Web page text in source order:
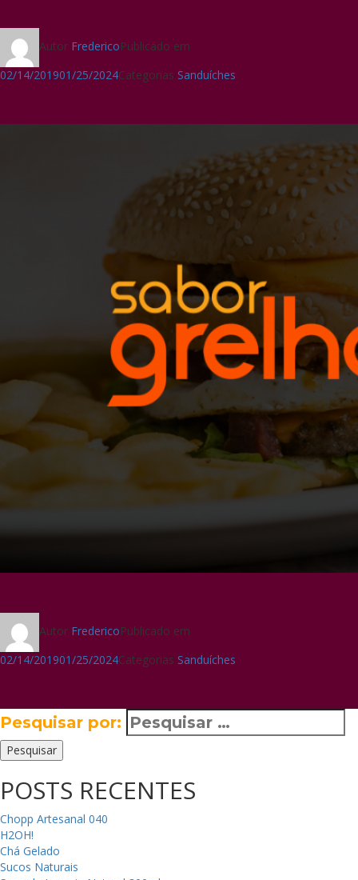
Autor FredericoPublicado em
02/14/201901/25/2024Categorias Sanduíches
Autor FredericoPublicado em
02/14/201901/25/2024Categorias Sanduíches
Pesquisar por:
Pesquisar
POSTS RECENTES
Chopp Artesanal 040
H2OH!
Chá Gelado
Sucos Naturais